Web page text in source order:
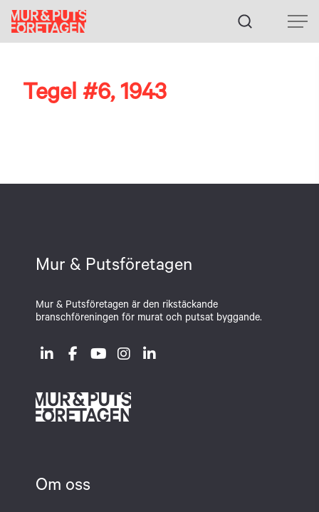
Fortsätt
till
innehållet
Tegel #6, 1943
Mur & Putsföretagen
Mur & Putsföretagen är den rikstäckande
branschföreningen för murat och putsat byggande.
Om oss